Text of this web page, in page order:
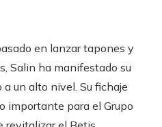
en lanzar tapones y
Salin ha manifestado su
a un alto nivel. Su fichaje
importante para el Grupo